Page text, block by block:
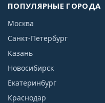
ПОПУЛЯРНЫЕ ГОРОДА
Москва
Санкт-Петербург
Казань
Новосибирск
Екатеринбург
Краснодар